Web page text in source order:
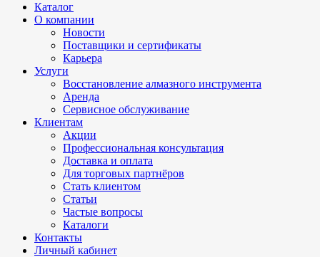
Каталог
О компании
Новости
Поставщики и сертификаты
Карьера
Услуги
Восстановление алмазного инструмента
Аренда
Сервисное обслуживание
Клиентам
Акции
Профессиональная консультация
Доставка и оплата
Для торговых партнёров
Стать клиентом
Статьи
Частые вопросы
Каталоги
Контакты
Личный кабинет